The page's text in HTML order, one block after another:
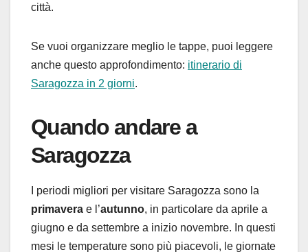
città.
Se vuoi organizzare meglio le tappe, puoi leggere
anche questo approfondimento: itinerario di
Saragozza in 2 giorni.
Quando andare a
Saragozza
I periodi migliori per visitare Saragozza sono la
primavera e l’autunno, in particolare da aprile a
giugno e da settembre a inizio novembre. In questi
mesi le temperature sono più piacevoli, le giornate